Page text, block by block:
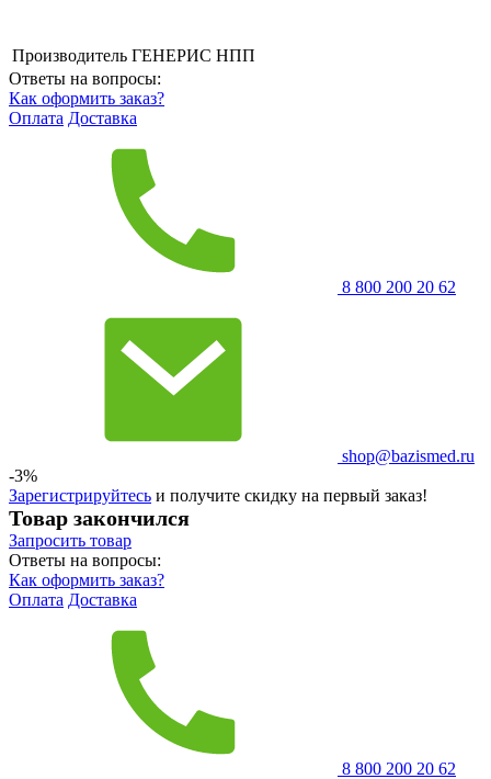
Производитель ГЕНЕРИС НПП
Ответы на вопросы:
Как оформить заказ?
Оплата Доставка
8 800 200 20 62
shop@bazismed.ru
-3%
Зарегистрируйтесь и получите скидку на первый заказ!
Товар закончился
Запросить товар
Ответы на вопросы:
Как оформить заказ?
Оплата Доставка
8 800 200 20 62